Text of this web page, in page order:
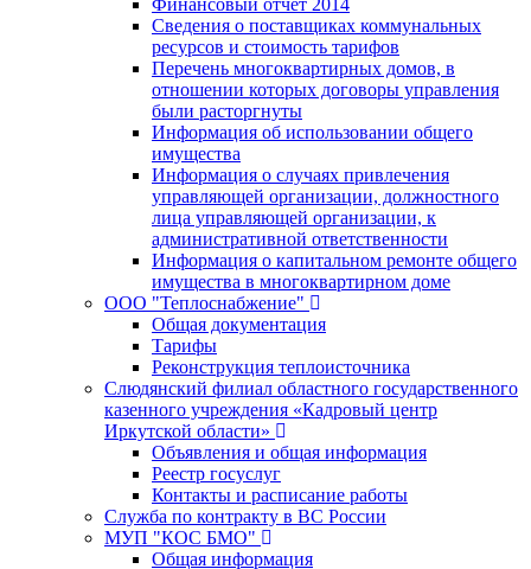
Сведения о поставщиках коммунальных
ресурсов и стоимость тарифов
Перечень многоквартирных домов, в
отношении которых договоры управления
были расторгнуты
Информация об использовании общего
имущества
Информация о случаях привлечения
управляющей организации, должностного
лица управляющей организации, к
административной ответственности
Информация о капитальном ремонте общего
имущества в многоквартирном доме
ООО "Теплоснабжение"
Общая документация
Тарифы
Реконструкция теплоисточника
Слюдянский филиал областного государственного
казенного учреждения «Кадровый центр
Иркутской области»
Объявления и общая информация
Реестр госуслуг
Контакты и расписание работы
Служба по контракту в ВС России
МУП "КОС БМО"
Общая информация